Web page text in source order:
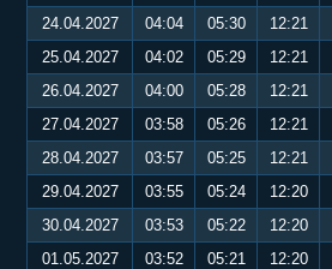
24.04.2027
04:04 05:30 12:21
25.04.2027
04:02 05:29 12:21
26.04.2027
04:00 05:28 12:21
27.04.2027
03:58 05:26 12:21
28.04.2027
03:57 05:25 12:21
29.04.2027
03:55 05:24 12:20
30.04.2027
03:53 05:22 12:20
01.05.2027
03:52 05:21 12:20